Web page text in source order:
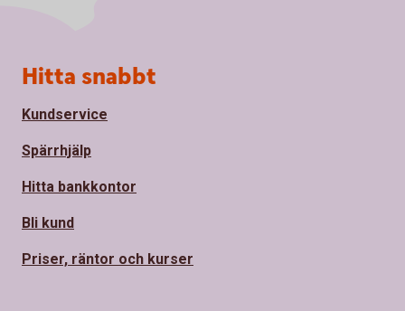
Sidfot
Hitta snabbt
Kundservice
Spärrhjälp
Hitta bankkontor
Bli kund
Priser, räntor och kurser